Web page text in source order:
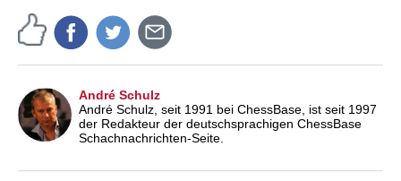
André Schulz
André Schulz, seit 1991 bei ChessBase, ist seit 1997
der Redakteur der deutschsprachigen ChessBase
Schachnachrichten-Seite.